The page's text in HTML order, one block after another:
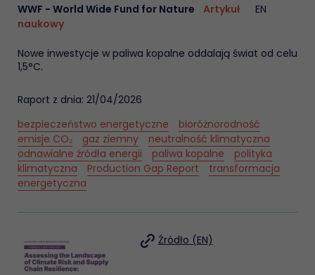
WWF - World Wide Fund for Nature
Artykuł
naukowy
EN
Nowe inwestycje w paliwa kopalne oddalają świat od celu
1,5°C.
Raport z dnia: 21/04/2026
bezpieczeństwo energetyczne
bioróżnorodność
emisje CO₂
gaz ziemny
neutralność klimatyczna
odnawialne źródła energii
paliwa kopalne
polityka
klimatyczna
Production Gap Report
transformacja
energetyczna
Źródło (EN)